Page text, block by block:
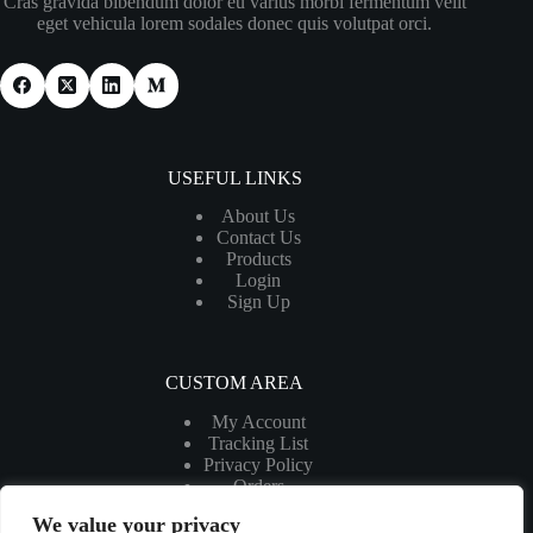
We value your privacy
eget vehicula lorem sodales donec quis volutpat orci.
USEFUL LINKS
About Us
Contact Us
Products
Login
Sign Up
CUSTOM AREA
My Account
Tracking List
Privacy Policy
Orders